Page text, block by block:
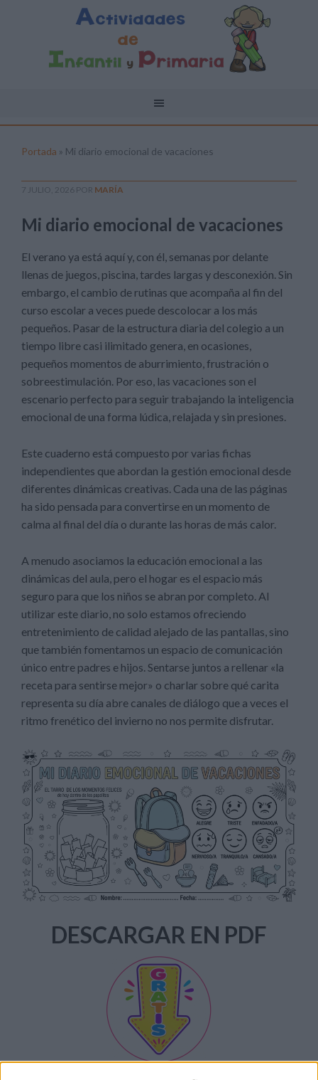
Portada » Mi diario emocional de vacaciones
7 JULIO, 2026 POR MARÍA
Mi diario emocional de vacaciones
El verano ya está aquí y, con él, semanas por delante
llenas de juegos, piscina, tardes largas y desconexión. Sin
embargo, el cambio de rutinas que acompaña al fin del
curso escolar a veces puede descolocar a los más
pequeños. Pasar de la estructura diaria del colegio a un
tiempo libre casi ilimitado genera, en ocasiones,
pequeños momentos de aburrimiento, frustración o
sobreestimulación. Por eso, las vacaciones son el
escenario perfecto para seguir trabajando la inteligencia
emocional de una forma lúdica, relajada y sin presiones.
Este cuaderno está compuesto por varias fichas
independientes que abordan la gestión emocional desde
diferentes dinámicas creativas. Cada una de las páginas
ha sido pensada para convertirse en un momento de
calma al final del día o durante las horas de más calor.
A menudo asociamos la educación emocional a las
dinámicas del aula, pero el hogar es el espacio más
seguro para que los niños se abran por completo. Al
utilizar este diario, no solo estamos ofreciendo
entretenimiento de calidad alejado de las pantallas, sino
que también fomentamos un espacio de comunicación
único entre padres e hijos. Sentarse juntos a rellenar «la
receta para sentirse mejor» o charlar sobre qué carita
representa su día abre canales de diálogo que a veces el
ritmo frenético del invierno no nos permite disfrutar.
DESCARGAR EN PDF